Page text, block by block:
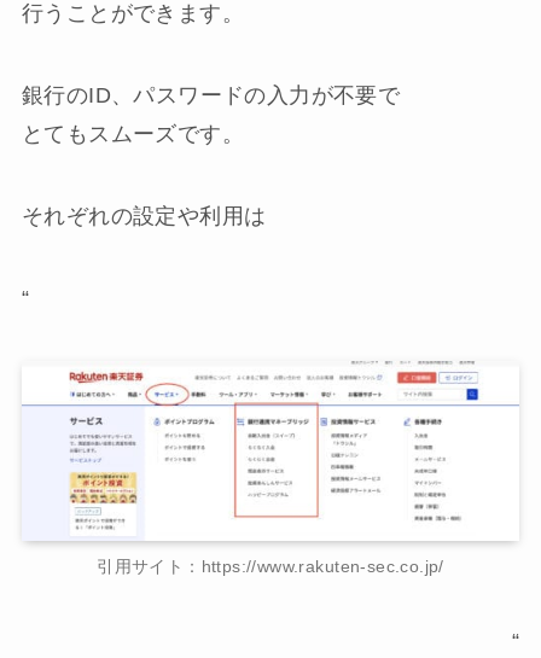
行うことができます。
銀行のID、パスワードの入力が不要で
とてもスムーズです。
それぞれの設定や利用は
“
引用サイト：https://www.rakuten-sec.co.jp/
“